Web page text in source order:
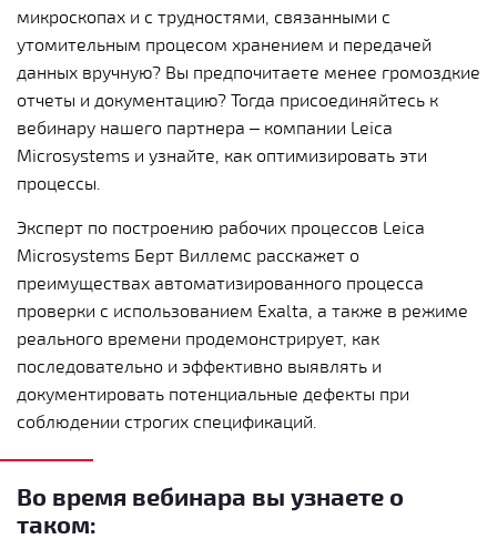
микроскопах и с трудностями, связанными с
утомительным процесом хранением и передачей
данных вручную? Вы предпочитаете менее громоздкие
отчеты и документацию? Тогда присоединяйтесь к
вебинару нашего партнера – компании Leica
Microsystems и узнайте, как оптимизировать эти
процессы.
Эксперт по построению рабочих процессов Leica
Microsystems Берт Виллемс расскажет о
преимуществах автоматизированного процесса
проверки с использованием Exalta, а также в режиме
реального времени продемонстрирует, как
последовательно и эффективно выявлять и
документировать потенциальные дефекты при
соблюдении строгих спецификаций.
Во время вебинара вы узнаете о
таком: